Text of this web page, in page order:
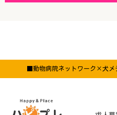
■動物病院ネットワーク×犬メ